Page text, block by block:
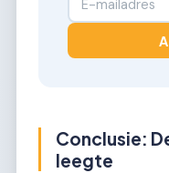
Conclusie:
leegte